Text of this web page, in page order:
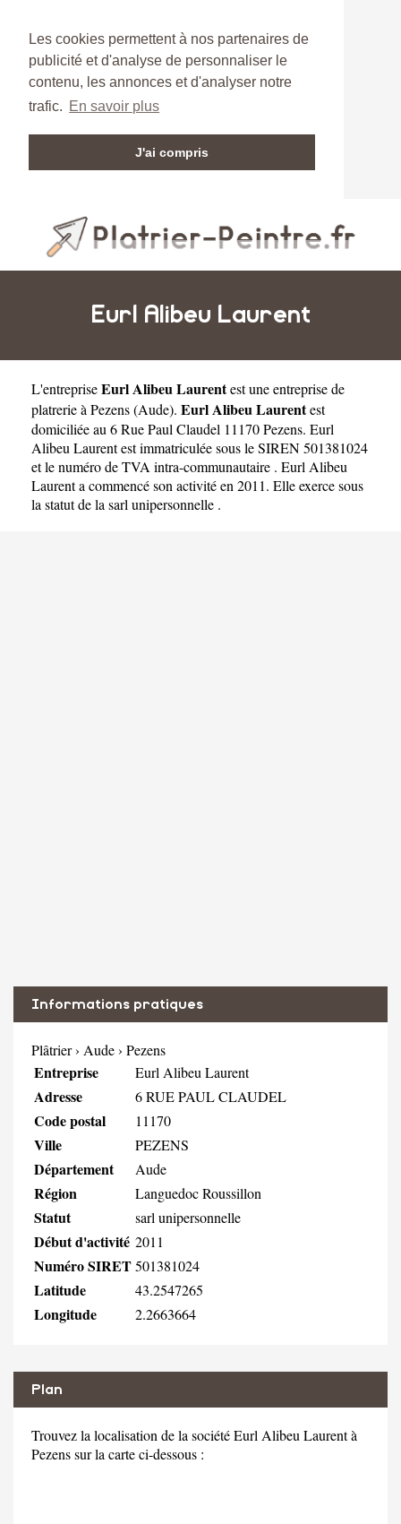
Les cookies permettent à nos partenaires de
publicité et d'analyse de personnaliser le
contenu, les annonces et d'analyser notre
trafic. En savoir plus
J'ai compris
Eurl Alibeu Laurent
L'entrepriseEurl Alibeu Laurentest uneentreprise de
platrerie à Pezens(Aude). Eurl Alibeu Laurentest
domiciliée au 6 Rue Paul Claudel 11170 Pezens. Eurl
Alibeu Laurent est immatriculée sous le SIREN 501381024
et le numéro de TVA intra-communautaire . Eurl Alibeu
Laurent a commencé son activité en 2011. Elle exerce sous
la statut de la sarl unipersonnelle .
Informations pratiques
Plâtrier› Aude› Pezens
Entreprise Eurl Alibeu Laurent
Adresse 6 RUE PAUL CLAUDEL
Code postal 11170
Ville PEZENS
Département Aude
Région Languedoc Roussillon
Statut sarl unipersonnelle
Début d'activité 2011
Numéro SIRET501381024
Latitude 43.2547265
Longitude 2.2663664
Plan
Trouvez la localisation de la société Eurl Alibeu Laurent à
Pezens sur la carte ci-dessous :